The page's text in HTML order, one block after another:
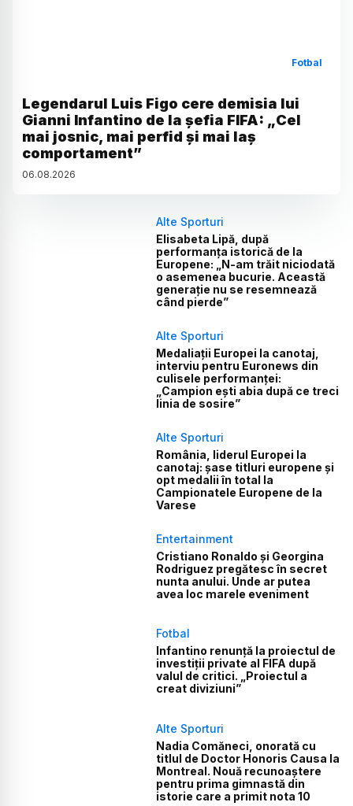
Fotbal
Legendarul Luis Figo cere demisia lui
Gianni Infantino de la șefia FIFA: „Cel
mai josnic, mai perfid și mai laș
comportament”
06.08.2026
Alte Sporturi
Elisabeta Lipă, după
performanța istorică de la
Europene: „N-am trăit niciodată
o asemenea bucurie. Această
generație nu se resemnează
când pierde”
Alte Sporturi
Medaliații Europei la canotaj,
interviu pentru Euronews din
culisele performanței:
„Campion ești abia după ce treci
linia de sosire”
Alte Sporturi
România, liderul Europei la
canotaj: șase titluri europene și
opt medalii în total la
Campionatele Europene de la
Varese
Entertainment
Cristiano Ronaldo și Georgina
Rodriguez pregătesc în secret
nunta anului. Unde ar putea
avea loc marele eveniment
Fotbal
Infantino renunță la proiectul de
investiții private al FIFA după
valul de critici. „Proiectul a
creat diviziuni”
Alte Sporturi
Nadia Comăneci, onorată cu
titlul de Doctor Honoris Causa la
Montreal. Nouă recunoaștere
pentru prima gimnastă din
istorie care a primit nota 10